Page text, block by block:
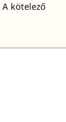
A kötelező